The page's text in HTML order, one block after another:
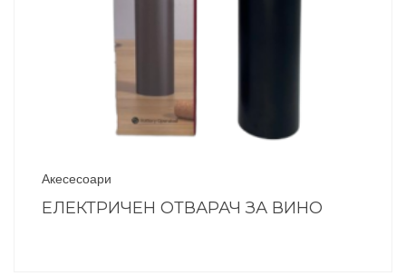
Акесесоари
ЕЛЕКТРИЧЕН ОТВАРАЧ ЗА ВИНО